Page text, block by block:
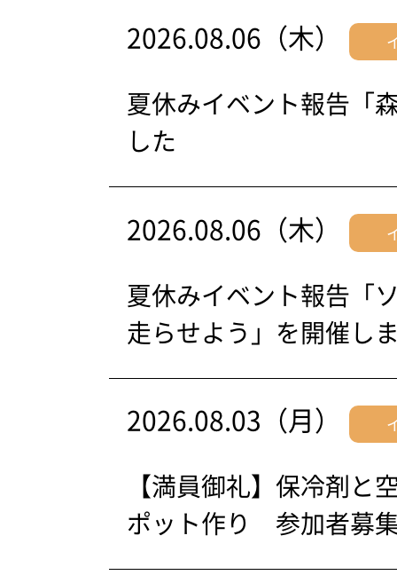
2026.08.06（木）
夏休みイベント報告「
した
2026.08.06（木）
夏休みイベント報告「
走らせよう」を開催し
2026.08.03（月）
【満員御礼】保冷剤と
ポット作り 参加者募